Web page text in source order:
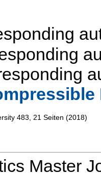
483, 21 Seiten (2018)
Master